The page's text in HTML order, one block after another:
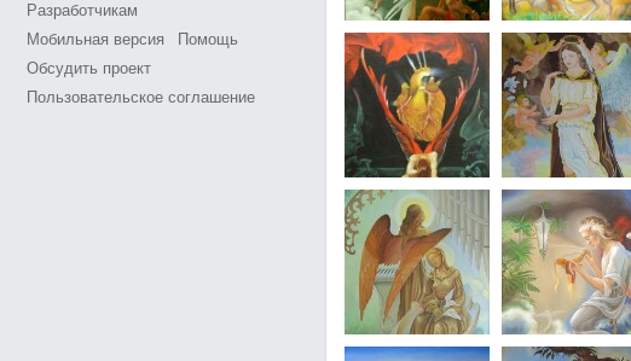
Разработчикам
Мобильная версия
Помощь
Обсудить проект
Пользовательское соглашение